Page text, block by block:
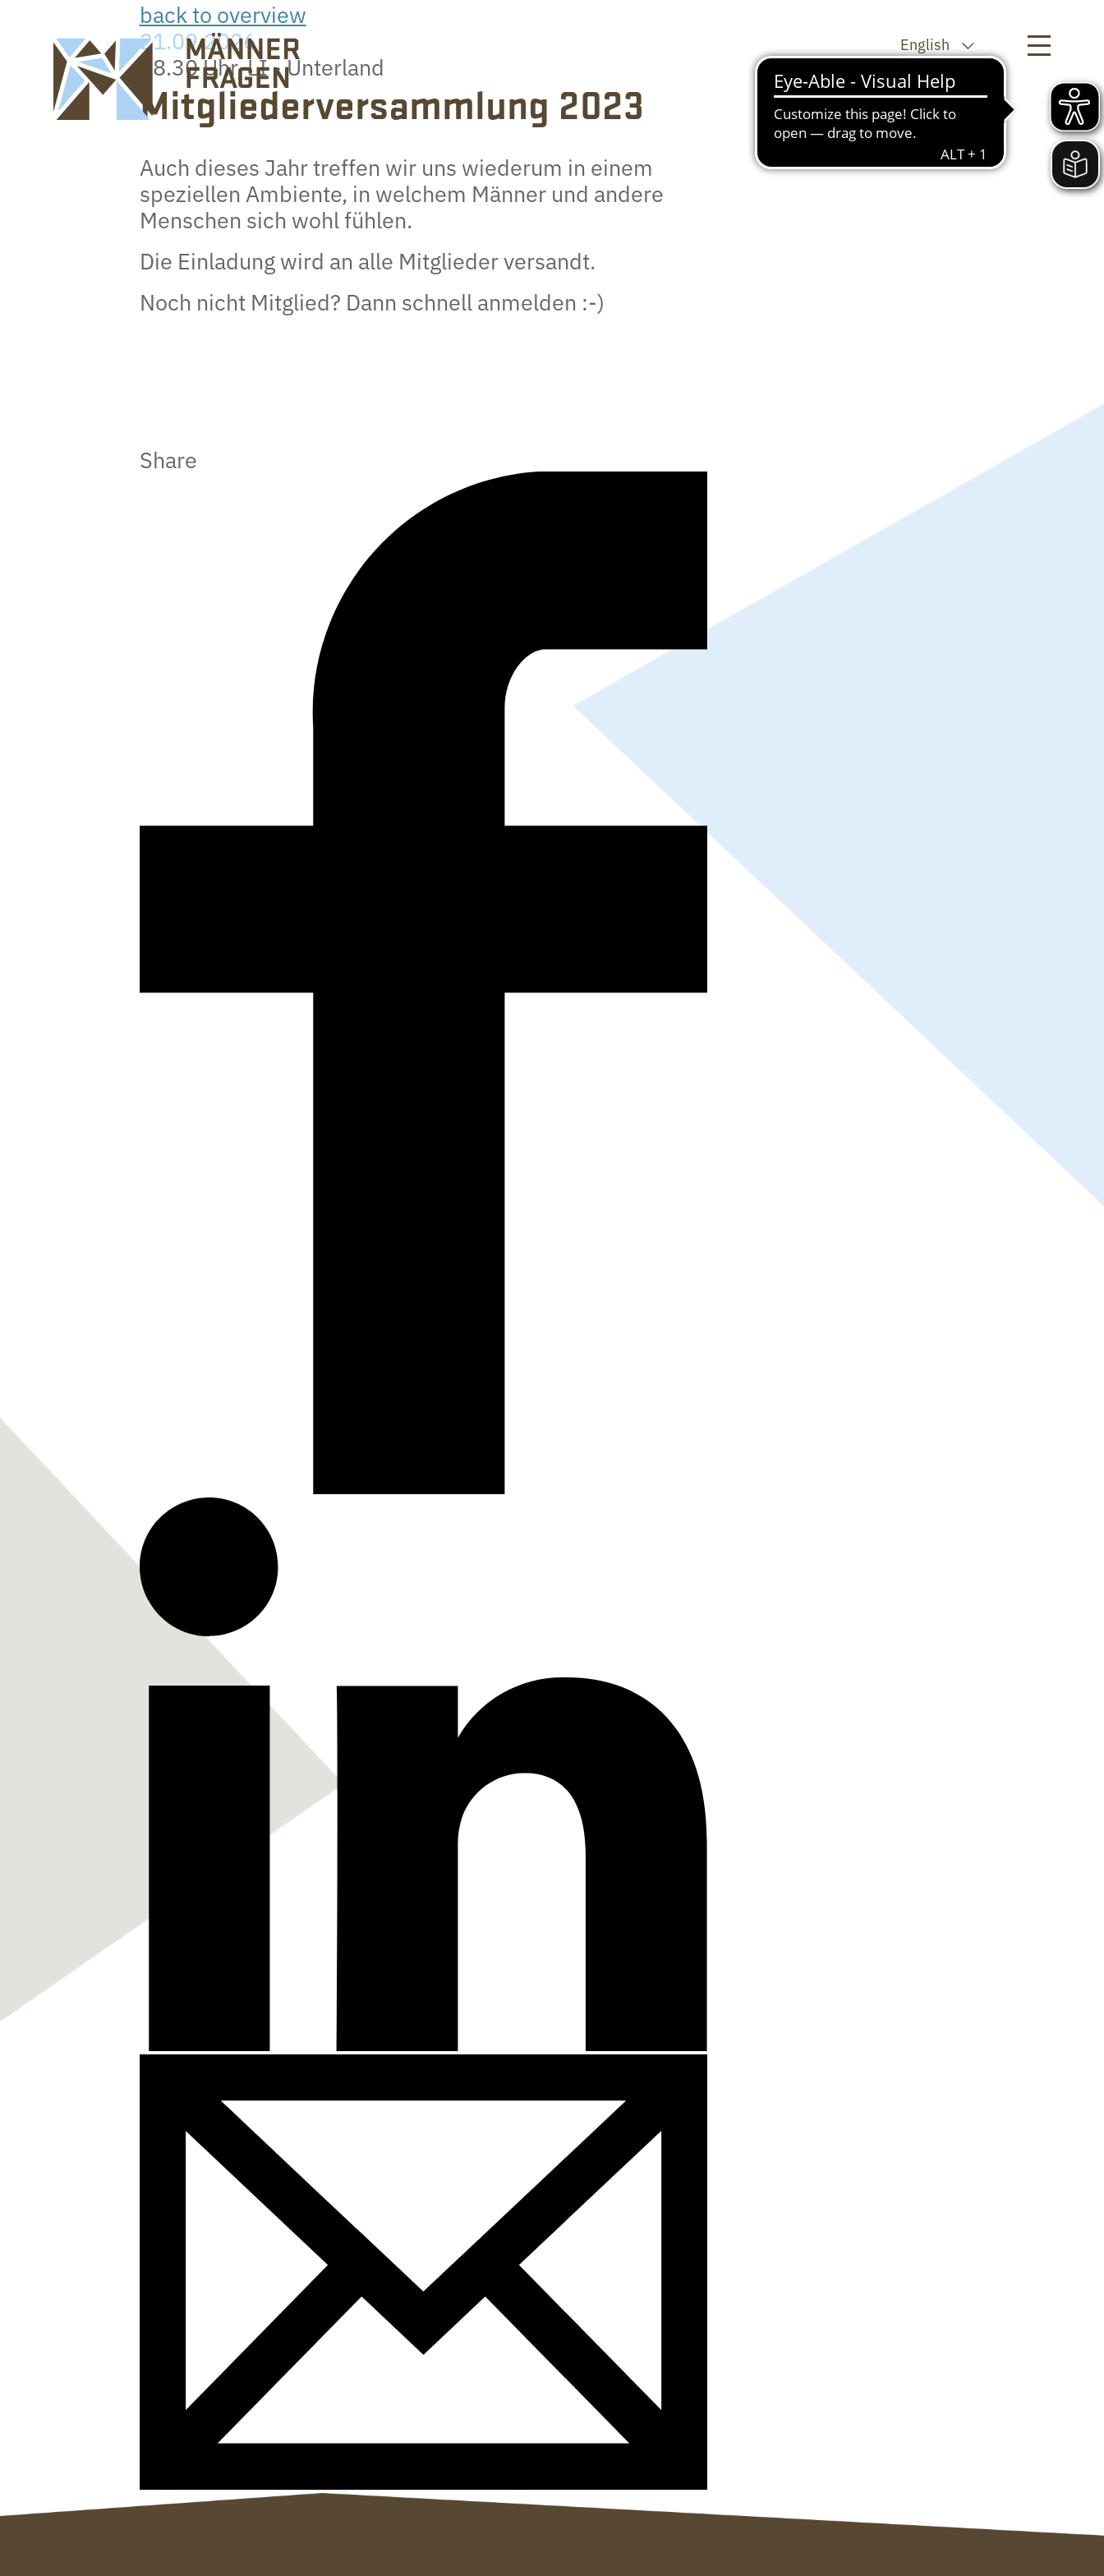
English
back to overview
21.09.2026
18.30 Uhr, LI - Unterland
Mitgliederversammlung 2023
Auch dieses Jahr treffen wir uns wiederum in einem
speziellen Ambiente, in welchem Männer und andere
Menschen sich wohl fühlen.
Die Einladung wird an alle Mitglieder versandt.
Noch nicht Mitglied? Dann schnell anmelden :-)
Share